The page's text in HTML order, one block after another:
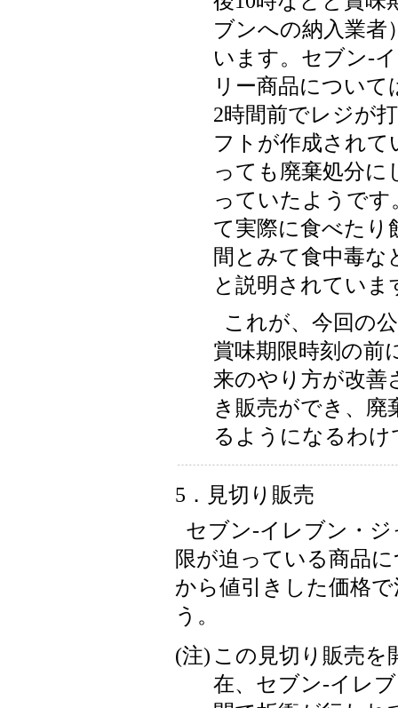
ブンへの納入業
います。セブン-
リー商品について
2時間前でレジが
フトが作成されて
っても廃棄処分
っていたようで
て実際に食べたり
間とみて食中毒
と説明されていま
これが、今回の
賞味期限時刻の前
来のやり方が改善
き販売ができ、
るようになるわけ
5．見切り販売
セブン-イレブン・
限が迫っている商品
から値引きした価格
う。
(注) この見切り販売を
在、セブン-イレ